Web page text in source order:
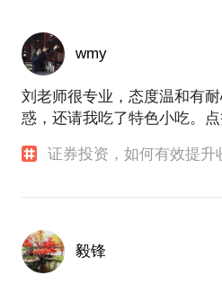
wmy
刘老师很专业，态度温和有
惑，还请我吃了特色小吃。
证券投资，如何有效提升
毅锋